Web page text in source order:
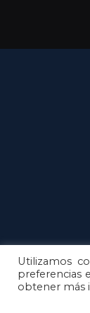
Utilizamos
preferencias
obtener más